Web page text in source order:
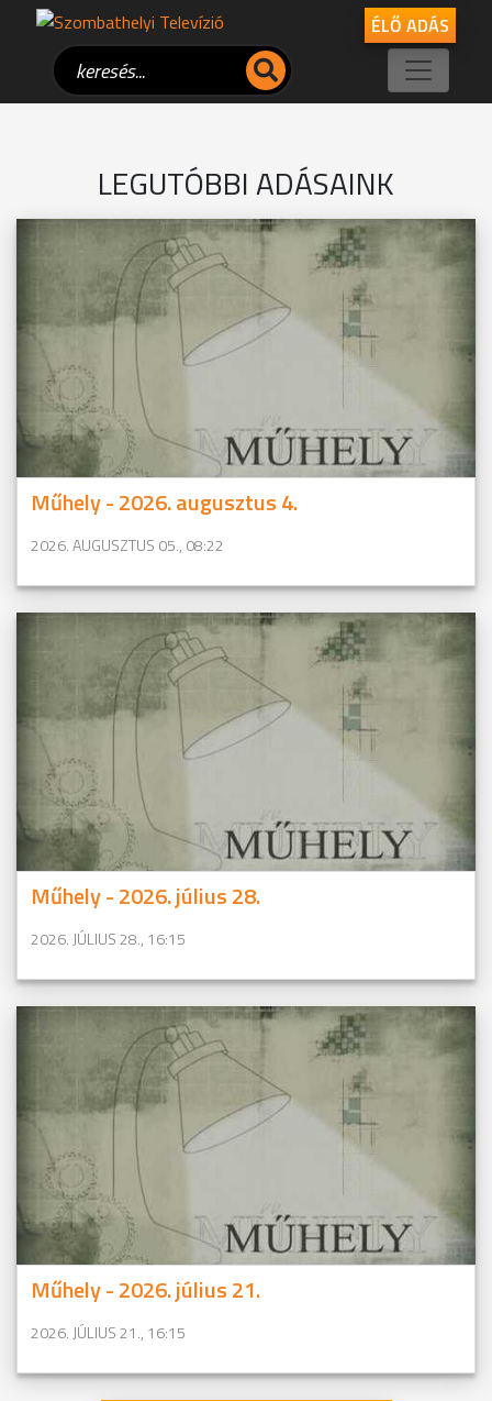
ÉLŐ ADÁS
LEGUTÓBBI ADÁSAINK
Műhely - 2026. augusztus 4.
2026. AUGUSZTUS 05., 08:22
Műhely - 2026. július 28.
2026. JÚLIUS 28., 16:15
Műhely - 2026. július 21.
2026. JÚLIUS 21., 16:15